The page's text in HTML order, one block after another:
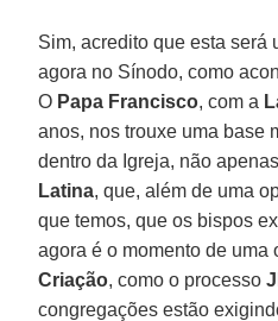
Sim, acredito que esta será
agora no Sínodo, como
O Papa Francisco, com a
anos, nos trouxe uma base
dentro da Igreja, não
Latina, que, além de uma
que temos, que os bispos
agora é o momento de
Criação, como o processo
congregações estão